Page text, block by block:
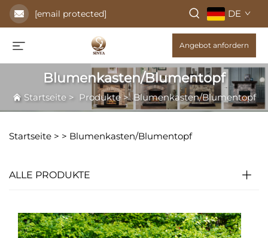
[email protected] DE
Angebot anfordern
Blumenkasten/Blumentopf
Startseite> Produkte>Blumenkasten/Blumentopf
Startseite > > Blumenkasten/Blumentopf
ALLE PRODUKTE